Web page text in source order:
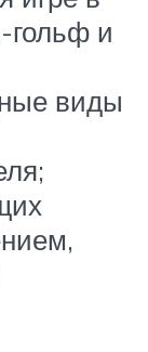
гольф и
виды